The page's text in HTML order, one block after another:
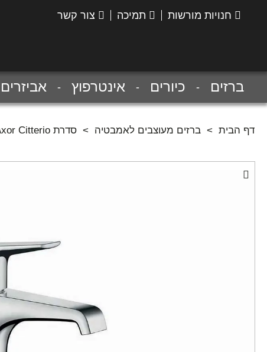
חנויות מורשות תמיכה צור קשר
ברזים כיורים אינטרפוץ אביזרים
דף הבית > ברזים מעוצבים לאמבטיה > סדרת Axor Citterio